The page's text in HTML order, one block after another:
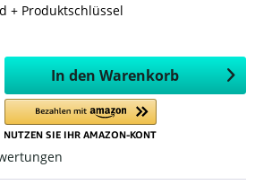
+ Produktschlüssel
In den Warenkorb